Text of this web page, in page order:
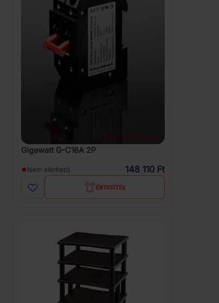
Gigawatt G-C16A 2P
Nem elérhető 148 110 Ft
ÉRTESÍTÉS